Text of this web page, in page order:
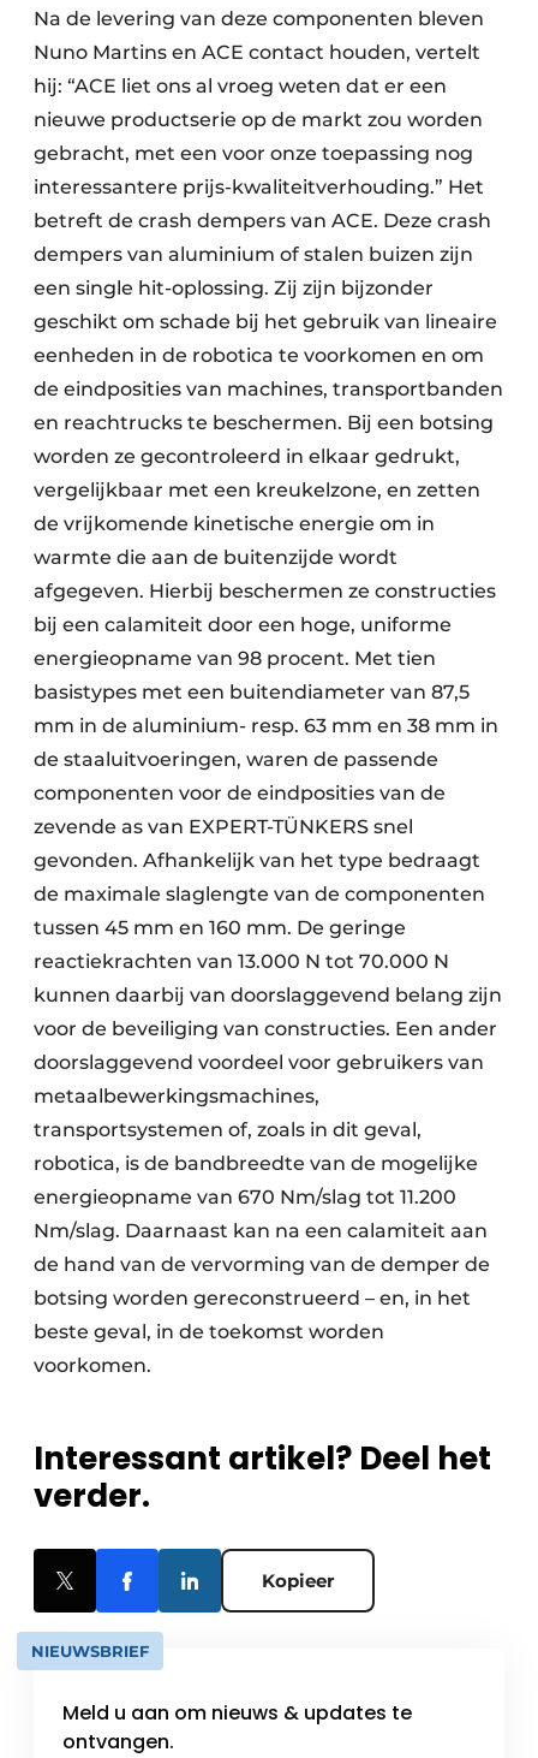
Na de levering van deze componenten bleven
Nuno Martins en ACE contact houden, vertelt
hij: “ACE liet ons al vroeg weten dat er een
nieuwe productserie op de markt zou worden
gebracht, met een voor onze toepassing nog
interessantere prijs-kwaliteitverhouding.” Het
betreft de crash dempers van ACE. Deze crash
dempers van aluminium of stalen buizen zijn
een single hit-oplossing. Zij zijn bijzonder
geschikt om schade bij het gebruik van lineaire
eenheden in de robotica te voorkomen en om
de eindposities van machines, transportbanden
en reachtrucks te beschermen. Bij een botsing
worden ze gecontroleerd in elkaar gedrukt,
vergelijkbaar met een kreukelzone, en zetten
de vrijkomende kinetische energie om in
warmte die aan de buitenzijde wordt
afgegeven. Hierbij beschermen ze constructies
bij een calamiteit door een hoge, uniforme
energieopname van 98 procent. Met tien
basistypes met een buitendiameter van 87,5
mm in de aluminium- resp. 63 mm en 38 mm in
de staaluitvoeringen, waren de passende
componenten voor de eindposities van de
zevende as van EXPERT-TÜNKERS snel
gevonden. Afhankelijk van het type bedraagt
de maximale slaglengte van de componenten
tussen 45 mm en 160 mm. De geringe
reactiekrachten van 13.000 N tot 70.000 N
kunnen daarbij van doorslaggevend belang zijn
voor de beveiliging van constructies. Een ander
doorslaggevend voordeel voor gebruikers van
metaalbewerkingsmachines,
transportsystemen of, zoals in dit geval,
robotica, is de bandbreedte van de mogelijke
energieopname van 670 Nm/slag tot 11.200
Nm/slag. Daarnaast kan na een calamiteit aan
de hand van de vervorming van de demper de
botsing worden gereconstrueerd – en, in het
beste geval, in de toekomst worden
voorkomen.
Interessant artikel? Deel het
verder.
Kopieer
NIEUWSBRIEF
Meld u aan om nieuws & updates te
ontvangen.